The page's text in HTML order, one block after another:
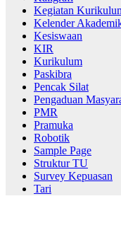
Kegiatan
Kelender
Kesiswaan
KIR
Kurikulum
Paskibra
Pencak Silat
Pengaduan
PMR
Pramuka
Robotik
Sample Page
Struktur TU
Survey Kepuasan
Tari